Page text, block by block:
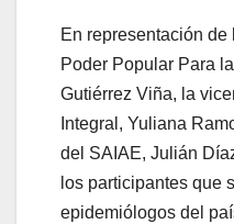
En representación de
Poder Popular Para
Gutiérrez Viña, la
Integral, Yuliana
del SAIAE, Julián
los participantes que
epidemiólogos del